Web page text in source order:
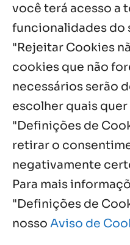
você terá acesso a
funcionalidades do
"Rejeitar Cookies
cookies que não
necessários serão
escolher quais
"Definições de
retirar o
negativamente
Para mais
"Definições de
nosso Aviso de
Es de Chapala
missão em
7 ago, 2026
Notícias por
Próximos Eventos
Agosto, 2026